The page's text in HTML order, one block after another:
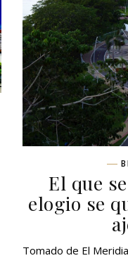
El que
elogio se
Tomado de El